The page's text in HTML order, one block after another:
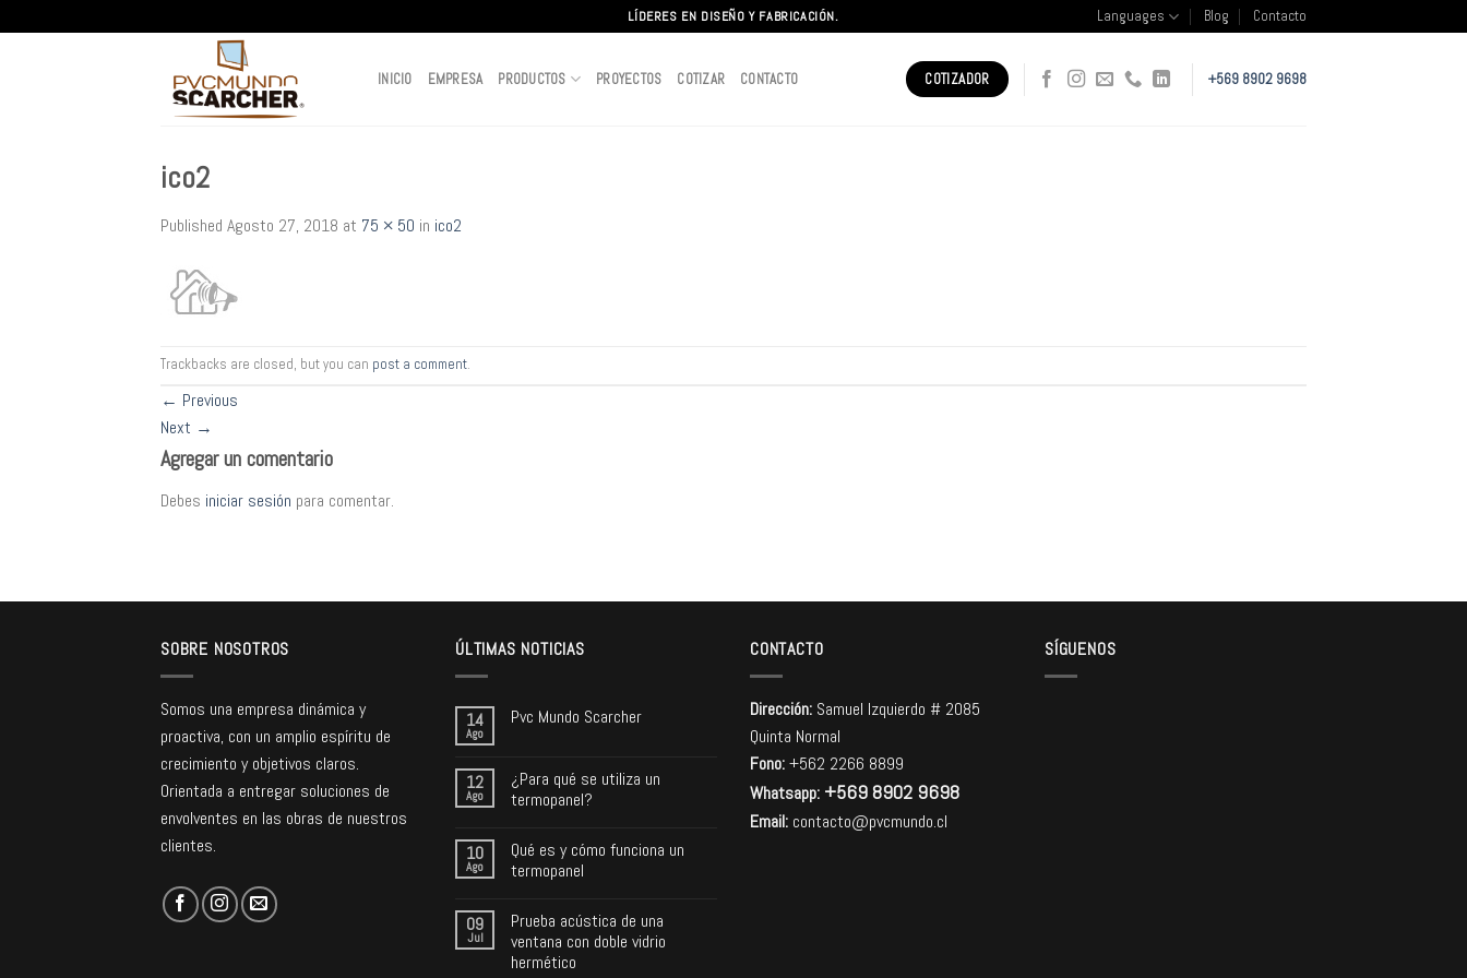
to
LÍDERES EN DISEÑO Y FABRICACIÓN. Languages Blog Contacto
INICIO EMPRESA PRODUCTOS PROYECTOS COTIZAR CONTACTO COTIZADOR +569 8902 9698
ico2
Published Agosto 27, 2018 at 75 × 50 in ico2
Trackbacks are closed, but you can post a comment.
← Previous
Next →
Agregar un comentario
Debes iniciar sesión para comentar.
SOBRE NOSOTROS
Somos una empresa dinámica y
proactiva, con un amplio espíritu de
crecimiento y objetivos claros.
Orientada a entregar soluciones de
envolventes en las obras de nuestros
clientes.
ÚLTIMAS NOTICIAS
14
Ago
Pvc Mundo Scarcher
12
Ago
¿Para qué se utiliza un
termopanel?
10
Ago
Qué es y cómo funciona un
termopanel
09
Jul
Prueba acústica de una
ventana con doble vidrio
hermético
CONTACTO
Dirección: Samuel Izquierdo # 2085
Quinta Normal
Fono:+562 2266 8899
Whatsapp: +569 8902 9698
Email: contacto@pvcmundo.cl
SÍGUENOS